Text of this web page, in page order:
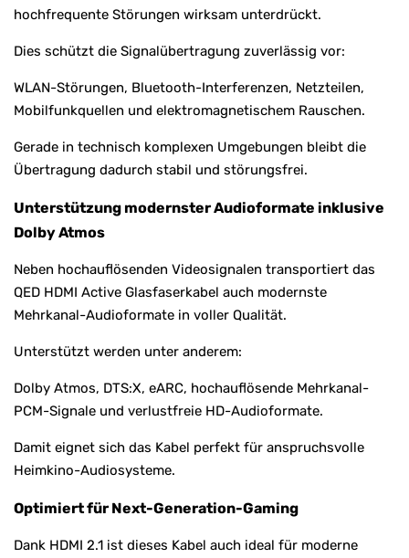
hochfrequente Störungen wirksam unterdrückt.
Dies schützt die Signalübertragung zuverlässig vor:
WLAN-Störungen, Bluetooth-Interferenzen, Netzteilen,
Mobilfunkquellen und elektromagnetischem Rauschen.
Gerade in technisch komplexen Umgebungen bleibt die
Übertragung dadurch stabil und störungsfrei.
Unterstützung modernster Audioformate inklusive
Dolby Atmos
Neben hochauflösenden Videosignalen transportiert das
QED HDMI Active Glasfaserkabel auch modernste
Mehrkanal-Audioformate in voller Qualität.
Unterstützt werden unter anderem:
Dolby Atmos, DTS:X, eARC, hochauflösende Mehrkanal-
PCM-Signale und verlustfreie HD-Audioformate.
Damit eignet sich das Kabel perfekt für anspruchsvolle
Heimkino-Audiosysteme.
Optimiert für Next-Generation-Gaming
Dank HDMI 2.1 ist dieses Kabel auch ideal für moderne